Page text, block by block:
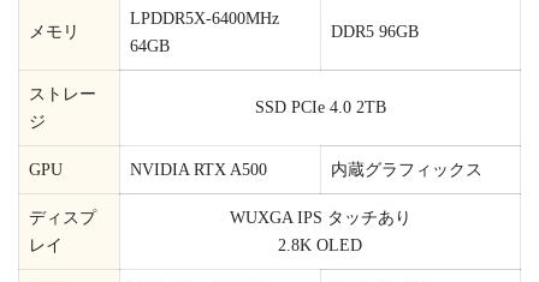
メモリ
LPDDR5X-6400MHz
64GB
DDR5 96GB
ストレー
ジ
SSD PCIe 4.0 2TB
GPU NVIDIA RTX A500 内蔵グラフィックス
ディスプ
レイ
WUXGA IPS タッチあり
2.8K OLED